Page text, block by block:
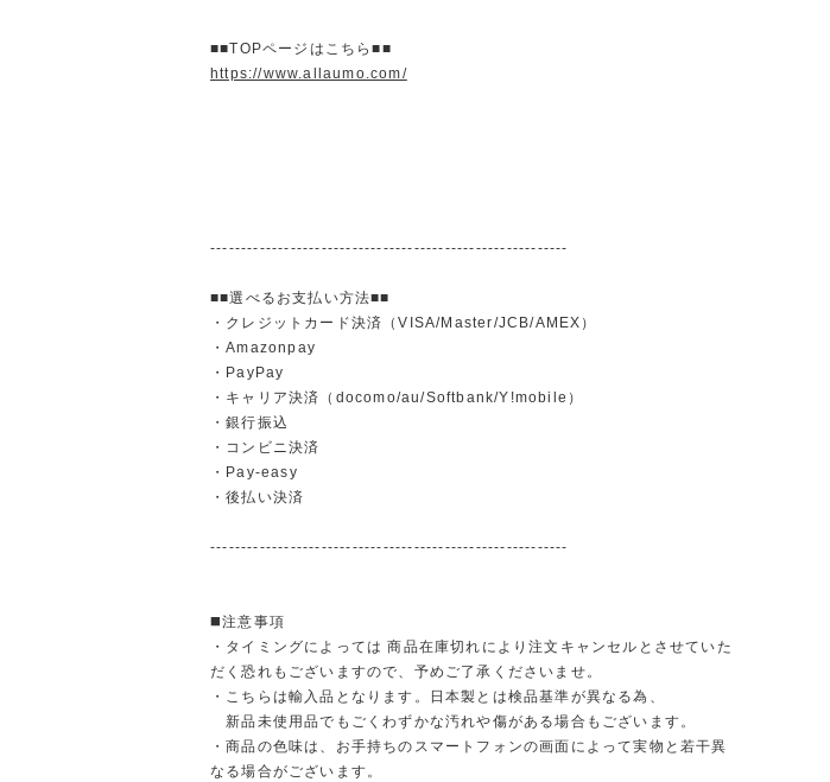
■■TOPページはこちら■■
https://www.allaumo.com/
----------------------------------------------------------
■■選べるお支払い方法■■
・クレジットカード決済（VISA/Master/JCB/AMEX）
・Amazonpay
・PayPay
・キャリア決済（docomo/au/Softbank/Y!mobile）
・銀行振込
・コンビニ決済
・Pay-easy
・後払い決済
----------------------------------------------------------
◼️注意事項
・タイミングによっては 商品在庫切れにより注文キャンセルとさせていた
だく恐れもございますので、予めご了承くださいませ。
・こちらは輸入品となります。日本製とは検品基準が異なる為、
新品未使用品でもごくわずかな汚れや傷がある場合もございます。
・商品の色味は、お手持ちのスマートフォンの画面によって実物と若干異
なる場合がございます。